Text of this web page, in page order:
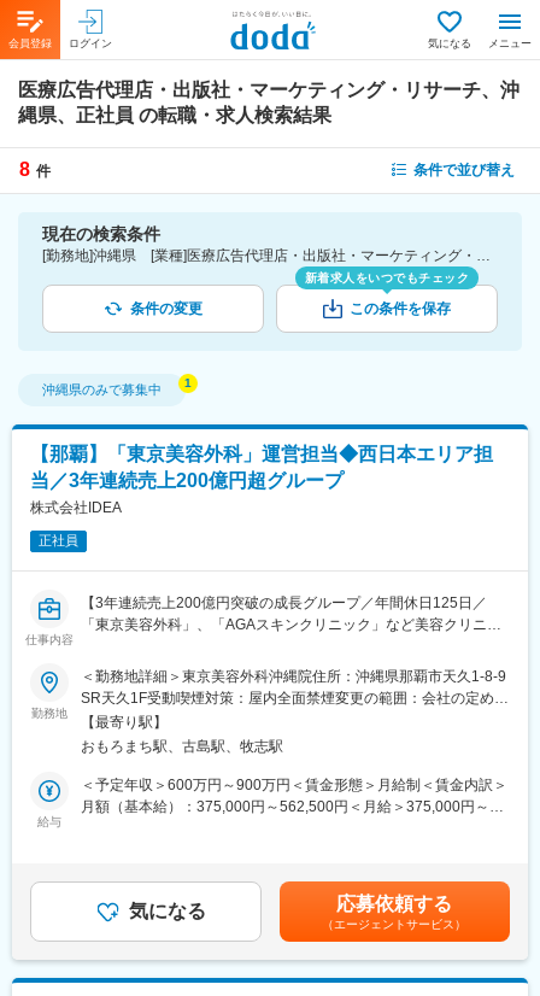
会員登録 ログイン 気になる メニュー
医療広告代理店・出版社・マーケティング・リサーチ、沖
縄県、正社員 の転職・求人検索結果
8 件 条件で並び替え
現在の検索条件
[勤務地]沖縄県 [業種]医療広告代理店・出版社・マーケティング・リサーチ-医薬品・医療機器・ライフサイエンス・医療系サービス [雇用形態]正社員
条件の変更
新着求人をいつでもチェック
この条件を保存
沖縄県のみで募集中
【那覇】「東京美容外科」運営担当◆西日本エリア担
当／3年連続売上200億円超グループ
株式会社IDEA
正社員
仕事内容
【3年連続売上200億円突破の成長グループ／年間休日125日／
「東京美容外科」、「AGAスキンクリニック」など美容クリニッ
全国で100院以上の自由診療クリニックを展開する当社にて、
「東京美容外科」の売上増をミッションに、各業務をご担当頂き
ます。
東京美容外科（https://www.tkc110.jp/）
■業務内容：
・美容整形オペトラブル対応
・ドクターに関する各種対応
勤務地
＜勤務地詳細＞東京美容外科沖縄院住所：沖縄県那覇市天久1-8-9
SR天久1F受動喫煙対策：屋内全面禁煙変更の範囲：会社の定める
事業所
【最寄り駅】
おもろまち駅、古島駅、牧志駅
給与
＜予定年収＞600万円～900万円＜賃金形態＞月給制＜賃金内訳＞
月額（基本給）：375,000円～562,500円＜月給＞375,000円～
額であり、選考を通じて上下する可能性があります。月給(月額)は
固定手当を含めた表記です。
気になる 応募依頼する
（エージェントサービス）